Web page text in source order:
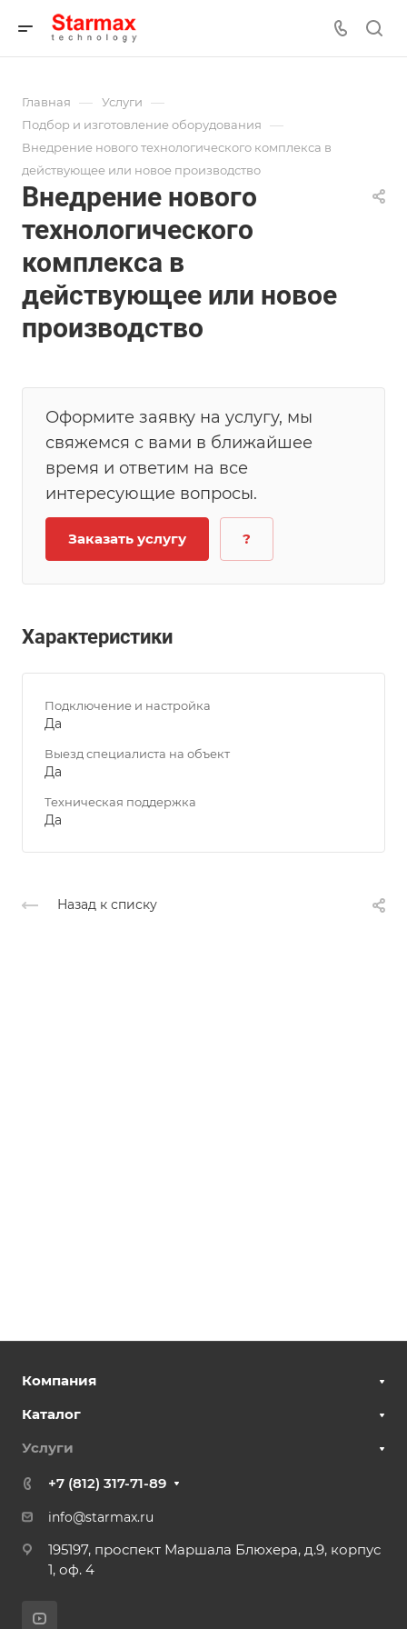
Главная — Услуги —
Подбор и изготовление оборудования —
Внедрение нового технологического комплекса в
действующее или новое производство
Внедрение нового
технологического
комплекса в
действующее или новое
производство
Оформите заявку на услугу, мы
свяжемся с вами в ближайшее
время и ответим на все
интересующие вопросы.
Заказать услугу ?
Характеристики
Подключение и настройка
Да
Выезд специалиста на объект
Да
Техническая поддержка
Да
Назад к списку
Компания
Каталог
Услуги
+7 (812) 317-71-89
info@starmax.ru
195197, проспект Маршала Блюхера, д.9, корпус
1, оф. 4